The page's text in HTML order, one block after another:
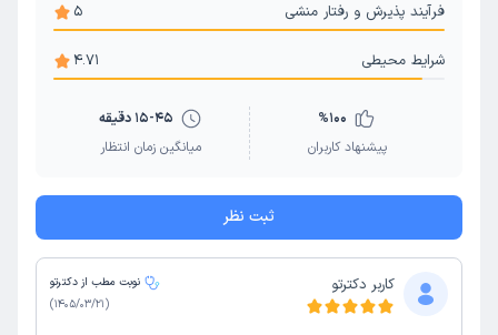
فرآیند پذیرش و رفتار منشی 5
شرایط محیطی 4.71
%100
پیشنهاد کاربران
15-45 دقیقه
میانگین زمان انتظار
ثبت نظر
کاربر دکترتو
نوبت مطب از دکترتو
(
1405/03/21
)